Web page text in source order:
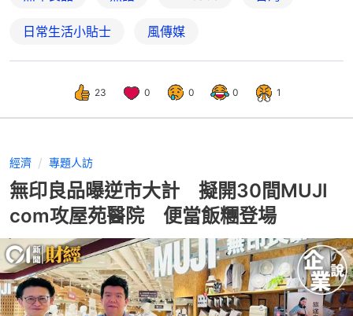
日常生活小貼士 風傳媒
23 0 0 0 1
經濟 專題人訪
無印良品曝逆市大計 擬開30間MUJI
com攻屋苑醫院 便當飯糰登場